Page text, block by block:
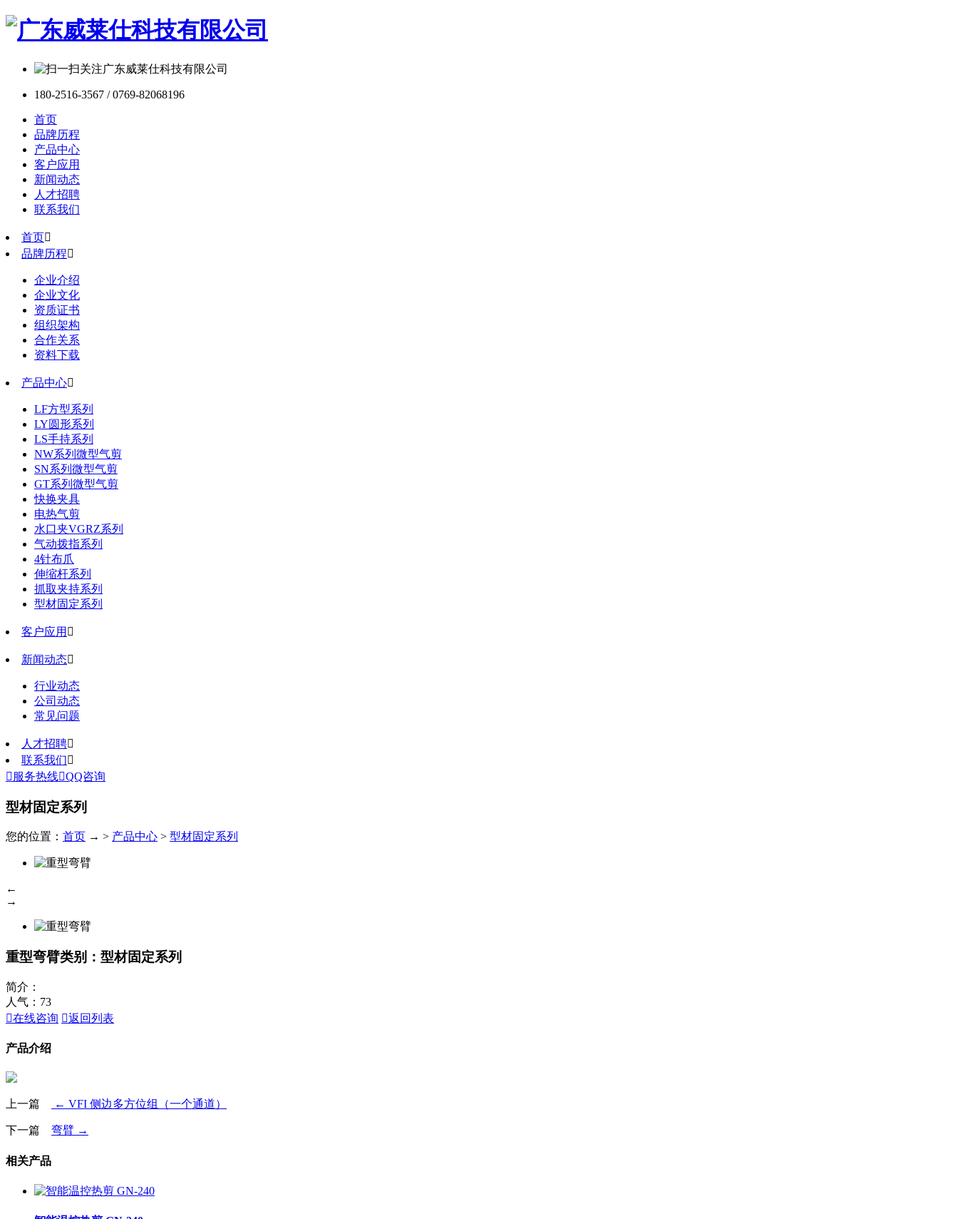
180-2516-3567 / 0769-82068196
首页
品牌历程
产品中心
客户应用
新闻动态
人才招聘
联系我们
首页
品牌历程
企业介绍
企业文化
资质证书
组织架构
合作关系
资料下载
产品中心
LF方型系列
LY圆形系列
LS手持系列
NW系列微型气剪
SN系列微型气剪
GT系列微型气剪
快换夹具
电热气剪
水口夹VGRZ系列
气动拨指系列
4针布爪
伸缩杆系列
抓取夹持系列
型材固定系列
客户应用 
新闻动态
行业动态
公司动态
常见问题
人才招聘
联系我们
 服务热线QQ咨询
型材固定系列
您的位置： 首页 → > 产品中心 > 型材固定系列
←
→
重型弯臂类别：型材固定系列
简介：
人气： 73
在线咨询 返回列表
产品介绍
上一篇 ← VFI 侧边多方位组（一个通道）
下一篇 弯臂 →
相关产品